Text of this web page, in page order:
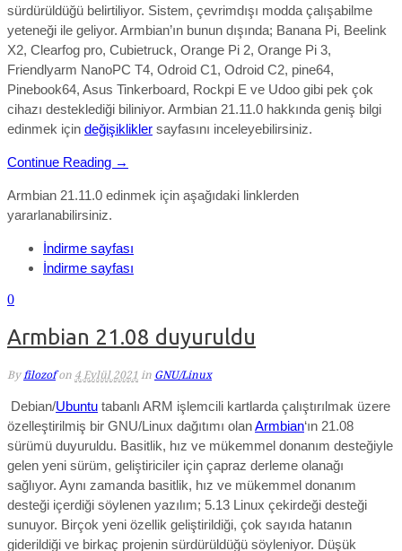
sürdürüldüğü belirtiliyor. Sistem, çevrimdışı modda çalışabilme
yeteneği ile geliyor. Armbian’ın bunun dışında; Banana Pi, Beelink
X2, Clearfog pro, Cubietruck, Orange Pi 2, Orange Pi 3,
Friendlyarm NanoPC T4, Odroid C1, Odroid C2, pine64,
Pinebook64, Asus Tinkerboard, Rockpi E ve Udoo gibi pek çok
cihazı desteklediği biliniyor. Armbian 21.11.0 hakkında geniş bilgi
edinmek için değişiklikler sayfasını inceleyebilirsiniz.
Continue Reading →
Armbian 21.11.0 edinmek için aşağıdaki linklerden
yararlanabilirsiniz.
İndirme sayfası
İndirme sayfası
0
Armbian 21.08 duyuruldu
By filozof on 4 Eylül 2021 in GNU/Linux
Debian/Ubuntu tabanlı ARM işlemcili kartlarda çalıştırılmak üzere
özelleştirilmiş bir GNU/Linux dağıtımı olanArmbian‘ın 21.08
sürümü duyuruldu. Basitlik, hız ve mükemmel donanım desteğiyle
gelen yeni sürüm, geliştiriciler için çapraz derleme olanağı
sağlıyor. Aynı zamanda basitlik, hız ve mükemmel donanım
desteği içerdiği söylenen yazılım; 5.13 Linux çekirdeği desteği
sunuyor. Birçok yeni özellik geliştirildiği, çok sayıda hatanın
giderildiği ve birkaç projenin sürdürüldüğü söyleniyor. Düşük